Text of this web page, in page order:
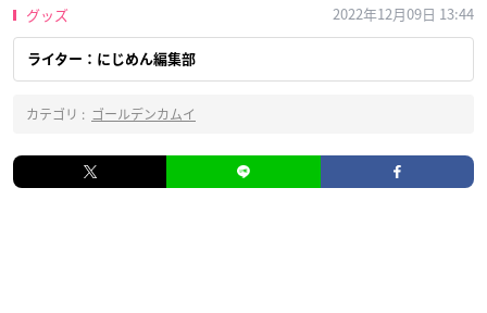
グッズ 2022年12月09日 13:44
ライター：にじめん編集部
カテゴリ : ゴールデンカムイ